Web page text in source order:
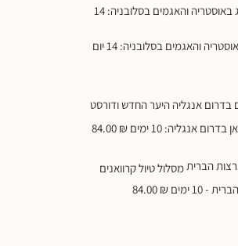
חבל זלצבורג באוסטריה והאגמים בסלובניה: 14 יום
אנגליה: 10 ימים 84.00 ₪
מסלול טיול קרוואנים
10 ימים
84.00 ₪